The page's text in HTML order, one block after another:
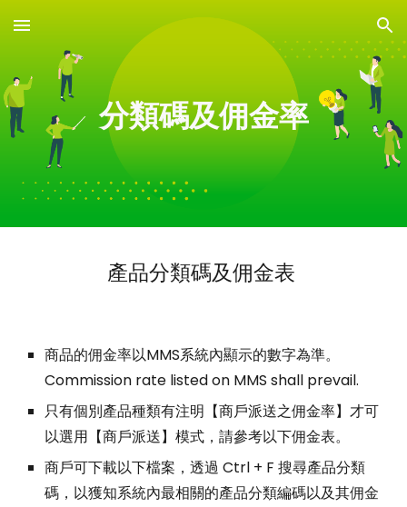
Skip to main content Skip to navigation
分類碼及佣金率
產品分類碼及佣金表
商品的佣金率以MMS系統內顯示的數字為準。
Commission rate listed on MMS shall prevail.
只有個別產品種類有注明【商戶派送之佣金率】才可
以選用【商戶派送】模式，請參考以下佣金表。
商戶可下載以下檔案，透過 Ctrl + F 搜尋產品分類
碼，以獲知系統內最相關的產品分類編碼以及其佣金